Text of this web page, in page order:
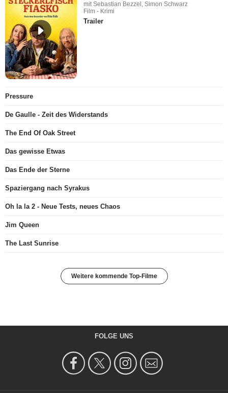
mit Sebastian Bezzel, Simon Schwarz
Film - Krimi
Trailer
Pressure
De Gaulle - Zeit des Widerstands
The End Of Oak Street
Das gewisse Etwas
Das Ende der Sterne
Spaziergang nach Syrakus
Oh la la 2 - Neue Tests, neues Chaos
Jim Queen
The Last Sunrise
Weitere kommende Top-Filme
FOLGE UNS